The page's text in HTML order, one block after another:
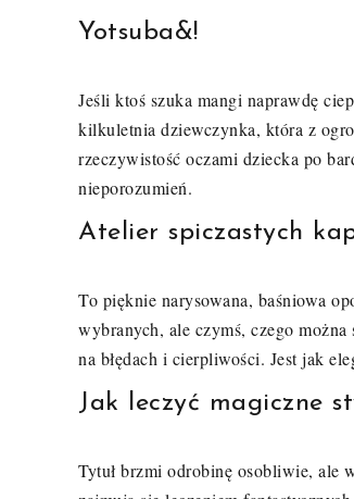
Yotsuba&!
Jeśli ktoś szuka mangi naprawdę
kilkuletnia dziewczynka, która z
rzeczywistość oczami dziecka po
nieporozumień.
Atelier spiczastych
To pięknie narysowana, baśniowa
wybranych, ale czymś, czego
na błędach i cierpliwości. Jest jak
Jak leczyć magiczne
Tytuł brzmi odrobinę osobliwie, ale